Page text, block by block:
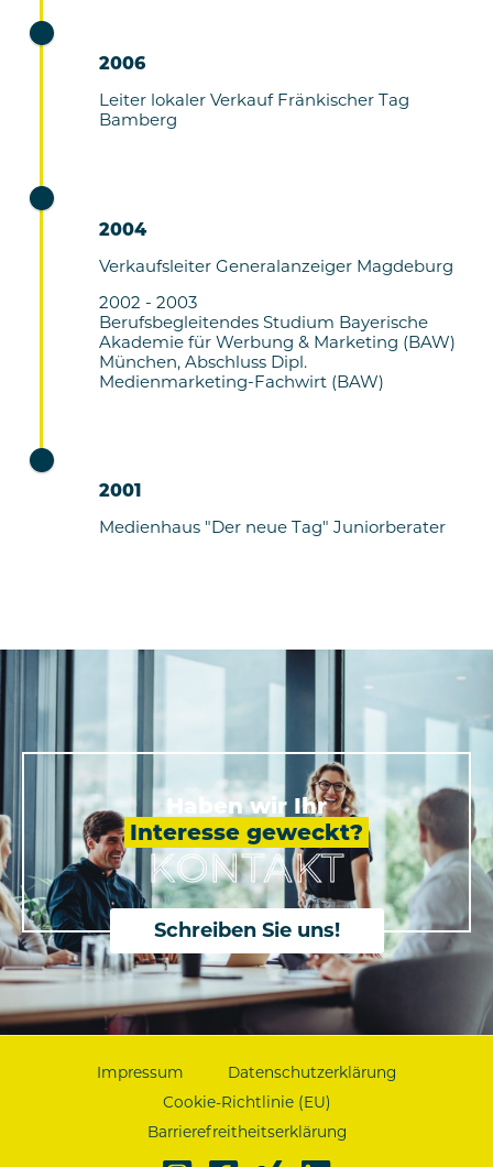
2006
Leiter lokaler Verkauf Fränkischer Tag
Bamberg
2004
Verkaufsleiter Generalanzeiger Magdeburg
2002 - 2003
Berufsbegleitendes Studium Bayerische
Akademie für Werbung & Marketing (BAW)
München, Abschluss Dipl.
Medienmarketing-Fachwirt (BAW)
2001
Medienhaus "Der neue Tag" Juniorberater
Haben wir Ihr
Interesse geweckt?
KONTAKT
Schreiben Sie uns!
Impressum
Datenschutzerklärung
Cookie-Richtlinie (EU)
Barrierefreitheitserklärung